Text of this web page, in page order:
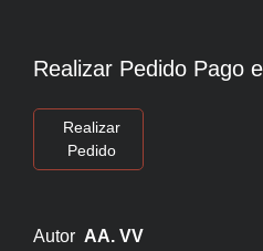
Realizar Pedido Pago
Realizar
Pedido
Autor AA. VV